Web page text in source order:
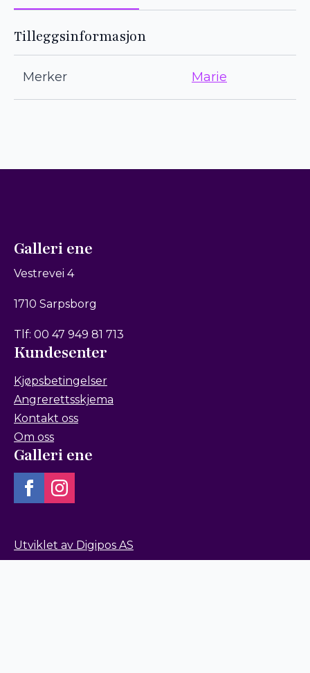
Tilleggsinformasjon
Merker Marie
Galleri ene
Vestrevei 4
1710 Sarpsborg
Tlf: 00 47 949 81 713
Kundesenter
Kjøpsbetingelser
Angrerettsskjema
Kontakt oss
Om oss
Galleri ene
Utviklet av Digipos AS